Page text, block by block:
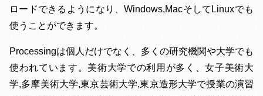
ロードできるようになり、Windows,MacそしてLinuxでも
使うことができます。
Processingは個人だけでなく、多くの研究機関や大学でも
使われています。美術大学での利用が多く、女子美術大
学,多摩美術大学,東京芸術大学,東京造形大学で授業の演習